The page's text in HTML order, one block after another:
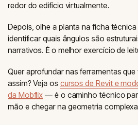
redor do edifício virtualmente.
Depois, olhe a planta na ficha
identificar quais ângulos são
narrativos. É o melhor exercício de
Quer aprofundar nas ferramentas
assim? Veja os cursos de Revit e
da Mobflix — é o caminho técnico
mão e chegar na geometria